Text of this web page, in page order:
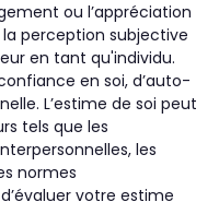
ou l’appréciation
perception subjective
en tant qu'individu.
en soi, d’auto-
L’estime de soi peut
tels que les
les
normes
votre estime